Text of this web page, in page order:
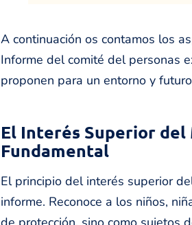
A continuación os contamos los
Informe del comité del personas
proponen para un entorno y
El Interés Superior del
Fundamental
El principio del interés superior
informe. Reconoce a los niños,